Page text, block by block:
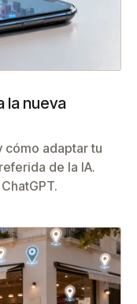
la nueva
cómo adaptar tu
de la IA.